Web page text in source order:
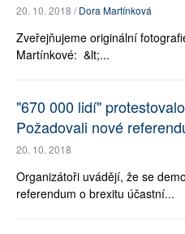
20. 10. 2018 /Dora Martínková
Zveřejňujeme originální
Martínkové: &lt;...
"670 000 lidí"
Požadovali nové
20. 10. 2018
Organizátoři uvádějí, že se
referendum o brexitu účastní...